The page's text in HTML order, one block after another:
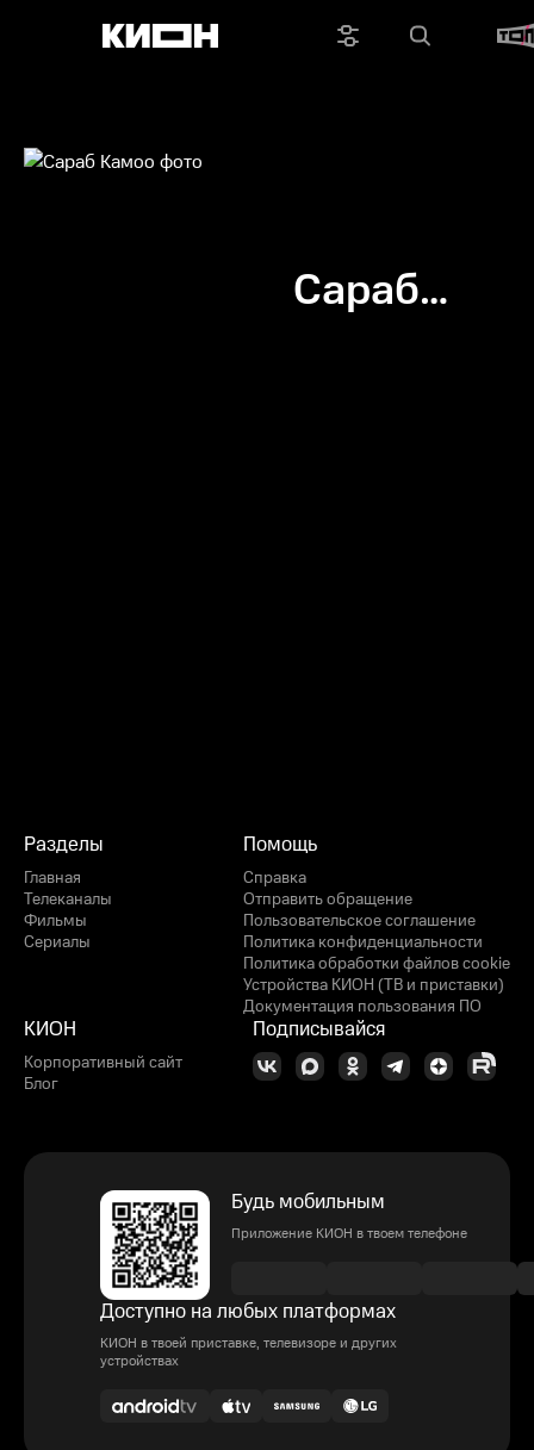
Сараб
Разделы
Главная
Телеканалы
Фильмы
Сериалы
Помощь
Справка
Отправить обращение
Пользовательское соглашение
Политика конфиденциальности
Политика обработки файлов cookie
Устройства КИОН (ТВ и приставки)
Документация пользования ПО
КИОН
Корпоративный сайт
Блог
Подписывайся
Будь мобильным
Приложение КИОН в твоем телефоне
Доступно на любых платформах
КИОН в твоей приставке, телевизоре и других
устройствах